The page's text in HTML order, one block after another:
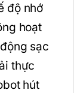
độ nhớ
hoạt
sạc
thực
hút